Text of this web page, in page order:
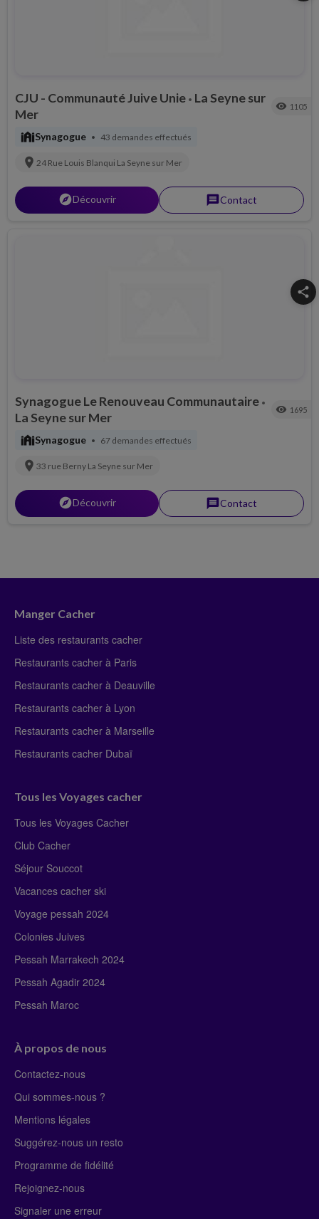
CJU - Communauté Juive Unie • La Seyne sur
Mer
visibility 1105
synagogueSynagogue • 43 demandes effectués
location_on 24 Rue Louis Blanqui La Seyne sur Mer
explorerDécouvrir messageContact
share
Synagogue Le Renouveau Communautaire •
La Seyne sur Mer visibility 1695
synagogueSynagogue • 67 demandes effectués
location_on 33 rue Berny La Seyne sur Mer
explorerDécouvrir messageContact
Manger Cacher
Liste des restaurants cacher
Restaurants cacher à Paris
Restaurants cacher à Deauville
Restaurants cacher à Lyon
Restaurants cacher à Marseille
Restaurants cacher Dubaï
Tous les Voyages cacher
Tous les Voyages Cacher
Club Cacher
Séjour Souccot
Vacances cacher ski
Voyage pessah 2024
Colonies Juives
Pessah Marrakech 2024
Pessah Agadir 2024
Pessah Maroc
À propos de nous
Contactez-nous
Qui sommes-nous ?
Mentions légales
Suggérez-nous un resto
Programme de fidélité
Rejoignez-nous
Signaler une erreur